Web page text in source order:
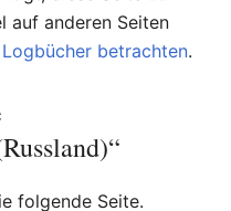
auf anderen Seiten
Logbücher betrachten.
folgende Seite.